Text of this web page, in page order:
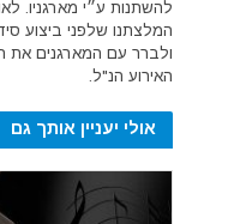
להשתנות ע״י מארגניו.
המלצתנו שלפני ביצוע
ולברר עם המארגנים את
האירוע הנ"ל.
אולי יעניין אותך גם